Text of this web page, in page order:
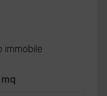
immobile